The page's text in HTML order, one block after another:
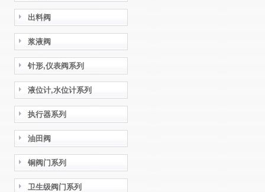
出料阀
浆液阀
针形,仪表阀系列
液位计,水位计系列
执行器系列
油田阀
铜阀门系列
卫生级阀门系列